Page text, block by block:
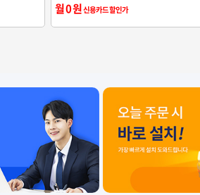
월 0 원신용카드 할인가